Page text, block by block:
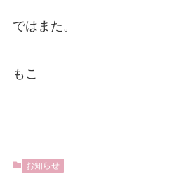
ではまた。
もこ
お知らせ